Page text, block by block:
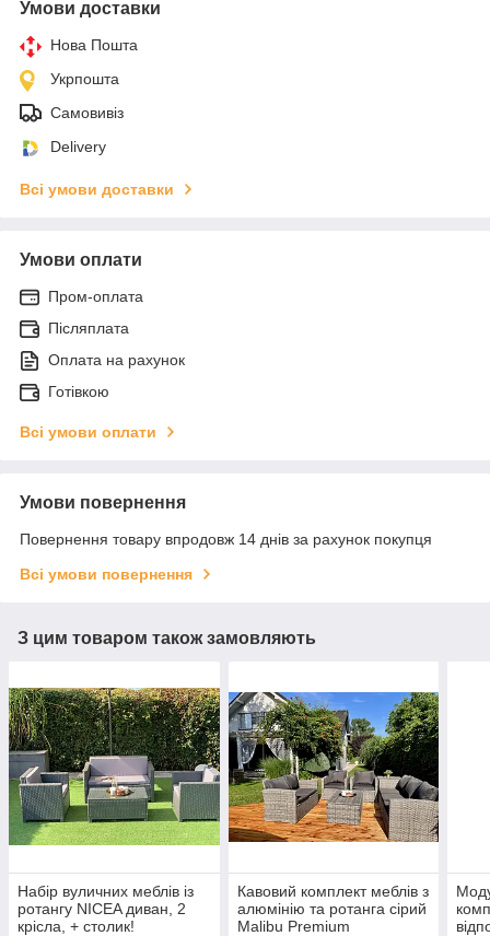
Умови доставки
Нова Пошта
Укрпошта
Самовивіз
Delivery
Всі умови доставки
Умови оплати
Пром-оплата
Післяплата
Оплата на рахунок
Готівкою
Всі умови оплати
Умови повернення
Повернення товару впродовж 14 днів за рахунок покупця
Всі умови повернення
З цим товаром також замовляють
Набір вуличних меблів із
ротангу NICEA диван, 2
крісла, + столик!
Кавовий комплект меблів з
алюмінію та ротанга сірий
Malibu Premium